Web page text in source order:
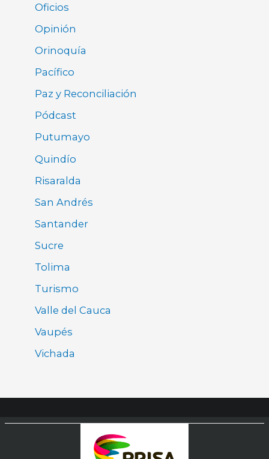
Oficios
Opinión
Orinoquía
Pacífico
Paz y Reconciliación
Pódcast
Putumayo
Quindío
Risaralda
San Andrés
Santander
Sucre
Tolima
Turismo
Valle del Cauca
Vaupés
Vichada